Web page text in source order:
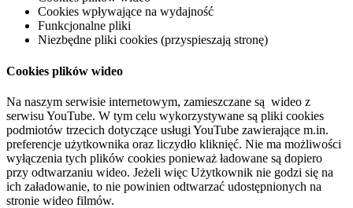
Cookies wpływające na wydajność
Funkcjonalne pliki
Niezbędne pliki cookies (przyspieszają stronę)
Cookies plików wideo
Na naszym serwisie internetowym, zamieszczane są wideo z
serwisu YouTube. W tym celu wykorzystywane są pliki cookies
podmiotów trzecich dotyczące usługi YouTube zawierające m.in.
preferencje użytkownika oraz liczydło kliknięć. Nie ma możliwości
wyłączenia tych plików cookies ponieważ ładowane są dopiero
przy odtwarzaniu wideo. Jeżeli więc Użytkownik nie godzi się na
ich załadowanie, to nie powinien odtwarzać udostępnionych na
stronie wideo filmów.